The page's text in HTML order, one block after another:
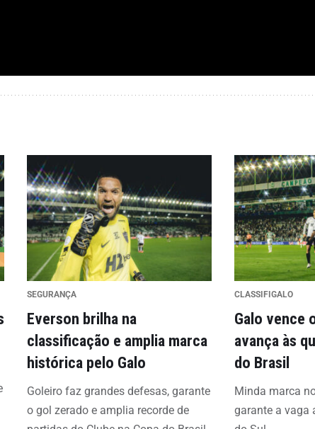
SEGURANÇA
Everson brilha na
classificação e amplia marca
histórica pelo Galo
Goleiro faz grandes defesas, garante
o gol zerado e amplia recorde de
CLASSIFIGALO
Galo vence
avança às
do Brasil
Minda marca
garante a vaga